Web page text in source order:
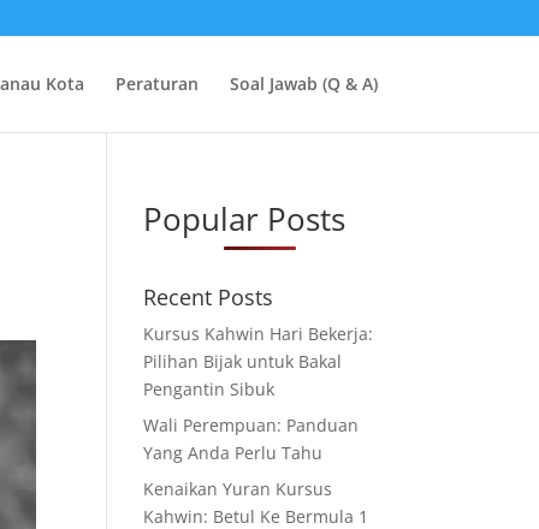
Kota Peraturan Soal Jawab (Q & A)
Popular Posts
Recent Posts
Kursus Kahwin Hari Bekerja:
Pilihan Bijak untuk Bakal
Pengantin Sibuk
Wali Perempuan: Panduan
Yang Anda Perlu Tahu
Kenaikan Yuran Kursus
Kahwin: Betul Ke Bermula 1